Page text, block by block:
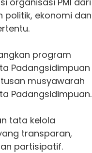
politik, ekonomi dan
program
Padangsidimpuan
musyawarah
Padangsidimpuan.
tata kelola
transparan,
partisipatif.